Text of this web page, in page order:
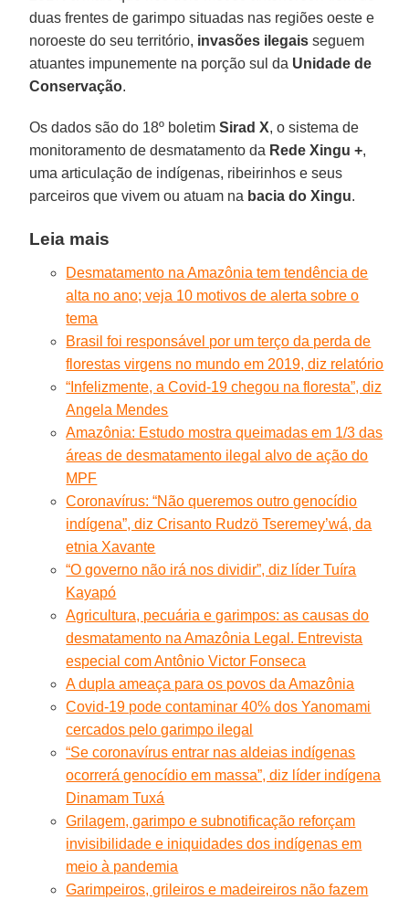
duas frentes de garimpo situadas nas regiões oeste e
noroeste do seu território, invasões ilegais seguem
atuantes impunemente na porção sul da Unidade de
Conservação.
Os dados são do 18º boletimSirad X, o sistema de
monitoramento de desmatamento da Rede Xingu +,
uma articulação de indígenas, ribeirinhos e seus
parceiros que vivem ou atuam na bacia do Xingu.
Leia mais
Desmatamento na Amazônia tem tendência de
alta no ano; veja 10 motivos de alerta sobre o
tema
Brasil foi responsável por um terço da perda de
florestas virgens no mundo em 2019, diz relatório
“Infelizmente, a Covid-19 chegou na floresta”, diz
Angela Mendes
Amazônia: Estudo mostra queimadas em 1/3 das
áreas de desmatamento ilegal alvo de ação do
MPF
Coronavírus: “Não queremos outro genocídio
indígena”, diz Crisanto Rudzö Tseremey’wá, da
etnia Xavante
“O governo não irá nos dividir”, diz líder Tuíra
Kayapó
Agricultura, pecuária e garimpos: as causas do
desmatamento na Amazônia Legal. Entrevista
especial com Antônio Victor Fonseca
A dupla ameaça para os povos da Amazônia
Covid-19 pode contaminar 40% dos Yanomami
cercados pelo garimpo ilegal
“Se coronavírus entrar nas aldeias indígenas
ocorrerá genocídio em massa”, diz líder indígena
Dinamam Tuxá
Grilagem, garimpo e subnotificação reforçam
invisibilidade e iniquidades dos indígenas em
meio à pandemia
Garimpeiros, grileiros e madeireiros não fazem